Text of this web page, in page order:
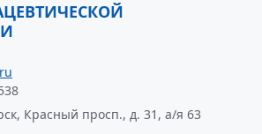
Красный просп., д. 31, а/я 63